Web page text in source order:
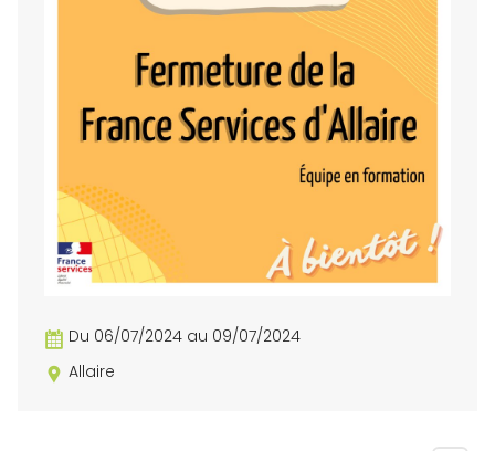
Du 06/07/2024 au 09/07/2024
Allaire